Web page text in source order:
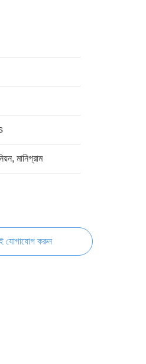
মানিগ্রাম
যোগাযোগ করুন